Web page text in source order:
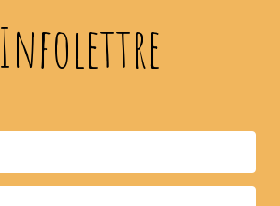
Infolettre